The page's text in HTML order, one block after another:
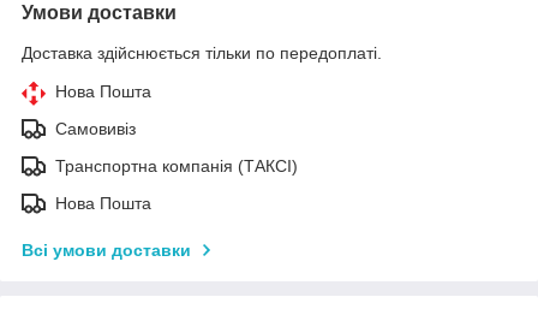
Умови доставки
Доставка здійснюється тільки по передоплаті.
Нова Пошта
Самовивіз
Транспортна компанія (ТАКСІ)
Нова Пошта
Всі умови доставки